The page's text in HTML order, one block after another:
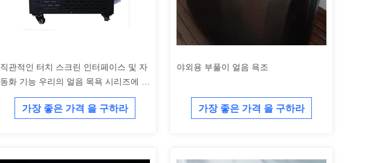
직관적인 터치 스크린 인터페이스 및 자
동화 기능 우리의 얼음 목욕 시리즈에 간
편한 조작을 위해
가장 좋은 가격 을 구하라
야외용 부풀이 얼음 욕조
가장 좋은 가격 을 구하라